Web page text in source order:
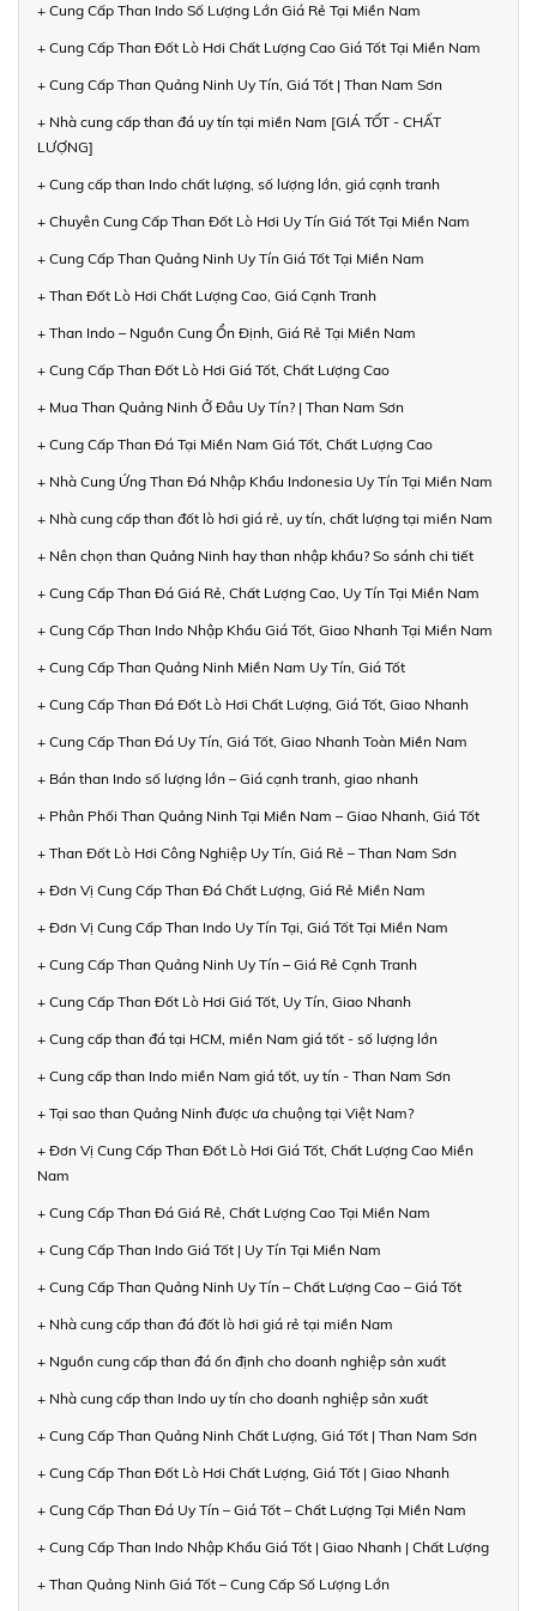
+ Cung Cấp Than Indo Số Lượng Lớn Giá Rẻ Tại Miền Nam
+ Cung Cấp Than Đốt Lò Hơi Chất Lượng Cao Giá Tốt Tại Miền Nam
+ Cung Cấp Than Quảng Ninh Uy Tín, Giá Tốt | Than Nam Sơn
+ Nhà cung cấp than đá uy tín tại miền Nam [GIÁ TỐT - CHẤT
LƯỢNG]
+ Cung cấp than Indo chất lượng, số lượng lớn, giá cạnh tranh
+ Chuyên Cung Cấp Than Đốt Lò Hơi Uy Tín Giá Tốt Tại Miền Nam
+ Cung Cấp Than Quảng Ninh Uy Tín Giá Tốt Tại Miền Nam
+ Than Đốt Lò Hơi Chất Lượng Cao, Giá Cạnh Tranh
+ Than Indo – Nguồn Cung Ổn Định, Giá Rẻ Tại Miền Nam
+ Cung Cấp Than Đốt Lò Hơi Giá Tốt, Chất Lượng Cao
+ Mua Than Quảng Ninh Ở Đâu Uy Tín? | Than Nam Sơn
+ Cung Cấp Than Đá Tại Miền Nam Giá Tốt, Chất Lượng Cao
+ Nhà Cung Ứng Than Đá Nhập Khẩu Indonesia Uy Tín Tại Miền Nam
+ Nhà cung cấp than đốt lò hơi giá rẻ, uy tín, chất lượng tại miền Nam
+ Nên chọn than Quảng Ninh hay than nhập khẩu? So sánh chi tiết
+ Cung Cấp Than Đá Giá Rẻ, Chất Lượng Cao, Uy Tín Tại Miền Nam
+ Cung Cấp Than Indo Nhập Khẩu Giá Tốt, Giao Nhanh Tại Miền Nam
+ Cung Cấp Than Quảng Ninh Miền Nam Uy Tín, Giá Tốt
+ Cung Cấp Than Đá Đốt Lò Hơi Chất Lượng, Giá Tốt, Giao Nhanh
+ Cung Cấp Than Đá Uy Tín, Giá Tốt, Giao Nhanh Toàn Miền Nam
+ Bán than Indo số lượng lớn – Giá cạnh tranh, giao nhanh
+ Phân Phối Than Quảng Ninh Tại Miền Nam – Giao Nhanh, Giá Tốt
+ Than Đốt Lò Hơi Công Nghiệp Uy Tín, Giá Rẻ – Than Nam Sơn
+ Đơn Vị Cung Cấp Than Đá Chất Lượng, Giá Rẻ Miền Nam
+ Đơn Vị Cung Cấp Than Indo Uy Tín Tại, Giá Tốt Tại Miền Nam
+ Cung Cấp Than Quảng Ninh Uy Tín – Giá Rẻ Cạnh Tranh
+ Cung Cấp Than Đốt Lò Hơi Giá Tốt, Uy Tín, Giao Nhanh
+ Cung cấp than đá tại HCM, miền Nam giá tốt - số lượng lớn
+ Cung cấp than Indo miền Nam giá tốt, uy tín - Than Nam Sơn
+ Tại sao than Quảng Ninh được ưa chuộng tại Việt Nam?
+ Đơn Vị Cung Cấp Than Đốt Lò Hơi Giá Tốt, Chất Lượng Cao Miền
Nam
+ Cung Cấp Than Đá Giá Rẻ, Chất Lượng Cao Tại Miền Nam
+ Cung Cấp Than Indo Giá Tốt | Uy Tín Tại Miền Nam
+ Cung Cấp Than Quảng Ninh Uy Tín – Chất Lượng Cao – Giá Tốt
+ Nhà cung cấp than đá đốt lò hơi giá rẻ tại miền Nam
+ Nguồn cung cấp than đá ổn định cho doanh nghiệp sản xuất
+ Nhà cung cấp than Indo uy tín cho doanh nghiệp sản xuất
+ Cung Cấp Than Quảng Ninh Chất Lượng, Giá Tốt | Than Nam Sơn
+ Cung Cấp Than Đốt Lò Hơi Chất Lượng, Giá Tốt | Giao Nhanh
+ Cung Cấp Than Đá Uy Tín – Giá Tốt – Chất Lượng Tại Miền Nam
+ Cung Cấp Than Indo Nhập Khẩu Giá Tốt | Giao Nhanh | Chất Lượng
+ Than Quảng Ninh Giá Tốt – Cung Cấp Số Lượng Lớn